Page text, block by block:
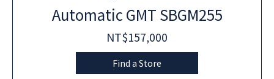
Automatic GMT SBGM255
NT$157,000
Find a Store